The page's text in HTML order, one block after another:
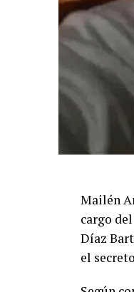
Mailén
cargo
Díaz
el